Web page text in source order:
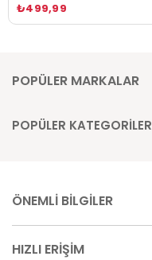
₺499,99
POPÜLER MARKALAR
POPÜLER KATEGORİLER
ÖNEMLİ BİLGİLER
HIZLI ERİŞİM